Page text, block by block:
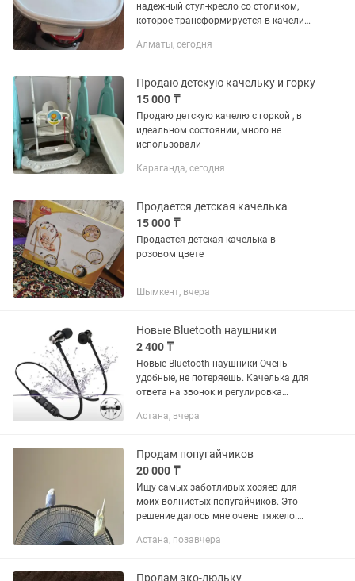
надежный стул-кресло со столиком,
которое трансформируется в качели
4-6 мес до 3,5 лет. Ребенок никогда не
Алматы, сегодня
Продаю детскую качельку и горку
15 000 ₸
Продаю детскую качелю с горкой , в
идеальном состоянии, много не
использовали
Караганда, сегодня
Продается детская качелька
15 000 ₸
Продается детская качелька в
розовом цвете
Шымкент, вчера
Новые Bluetooth наушники
2 400 ₸
Новые Bluetooth наушники Очень
удобные, не потеряешь. Качелька для
ответа на звонок и регулировка
Астана, вчера
Продам попугайчиков
20 000 ₸
Ищу самых заботливых хозяев для
моих волнистых попугайчиков. Это
решение далось мне очень тяжело.
больше не могу уделять моим
Астана, позавчера
Продам эко-люльку